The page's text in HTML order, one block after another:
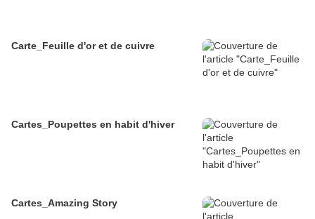
Carte_Feuille d'or et de cuivre
Cartes_Poupettes en habit d'hiver
Cartes_Amazing Story